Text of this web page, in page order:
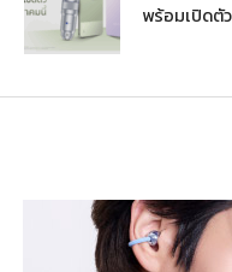
พร้อมเปิดตั